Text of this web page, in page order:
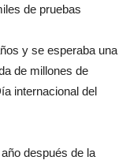
de pruebas
y se esperaba una
de millones de
internacional del
después de la